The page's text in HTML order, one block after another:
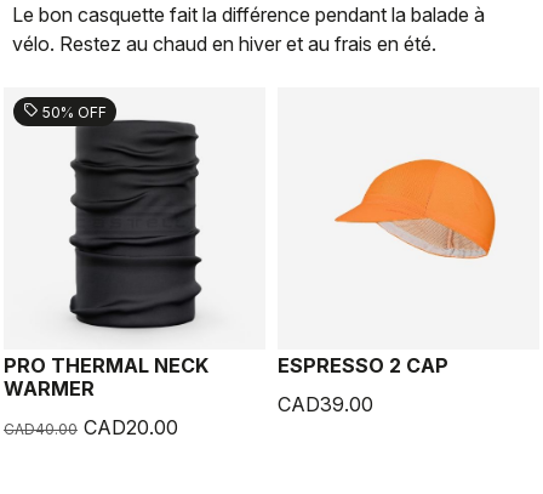
Le bon casquette fait la différence pendant la balade à
vélo. Restez au chaud en hiver et au frais en été.
sell 50% OFF
PRO THERMAL NECK
WARMER
CAD40.00 CAD20.00
ESPRESSO 2 CAP
CAD39.00